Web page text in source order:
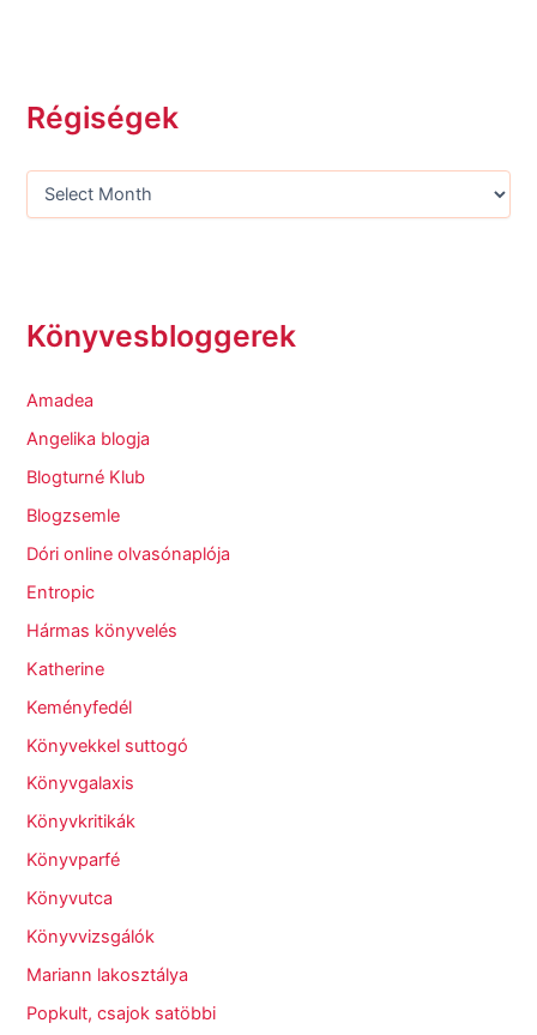
Régiségek
Könyvesbloggerek
Amadea
Angelika blogja
Blogturné Klub
Blogzsemle
Dóri online olvasónaplója
Entropic
Hármas könyvelés
Katherine
Keményfedél
Könyvekkel suttogó
Könyvgalaxis
Könyvkritikák
Könyvparfé
Könyvutca
Könyvvizsgálók
Mariann lakosztálya
Popkult, csajok satöbbi